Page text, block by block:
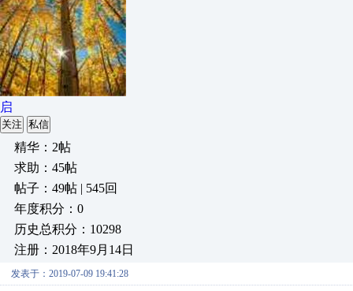
启
关注 私信
精华：2帖
求助：45帖
帖子：49帖 | 545回
年度积分：0
历史总积分：10298
注册：2018年9月14日
发表于：2019-07-09 19:41:28